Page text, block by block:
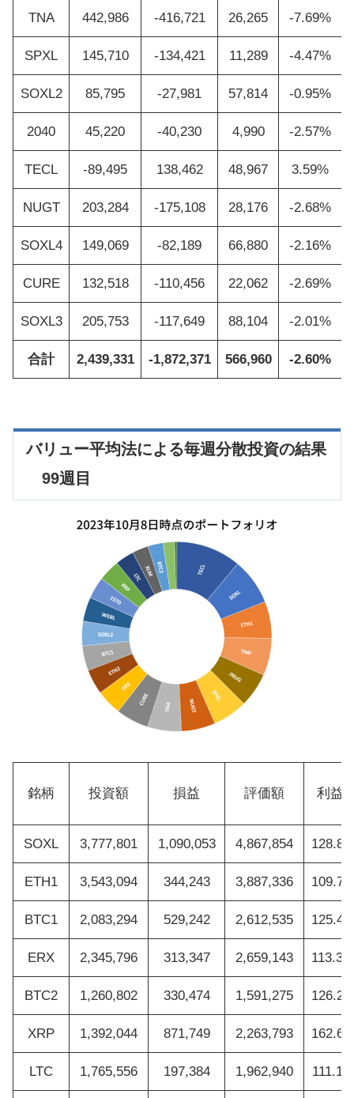
TNA 442,986 -416,721 26,265 -7.69%
SPXL 145,710 -134,421 11,289 -4.47%
SOXL2 85,795 -27,981 57,814 -0.95%
2040 45,220 -40,230 4,990 -2.57%
TECL -89,495 138,462 48,967 3.59%
NUGT 203,284 -175,108 28,176 -2.68%
SOXL4 149,069 -82,189 66,880 -2.16%
CURE 132,518 -110,456 22,062 -2.69%
SOXL3 205,753 -117,649 88,104 -2.01%
合計 2,439,331 -1,872,371 566,960 -2.60%
バリュー平均法による毎週分散投資の結果
99週目
銘柄 投資額 損益 評価額 利益
SOXL 3,777,801 1,090,053 4,867,854
ETH1 3,543,094 344,243 3,887,336
BTC1 2,083,294 529,242 2,612,535
ERX 2,345,796 313,347 2,659,143
BTC2 1,260,802 330,474 1,591,275
XRP 1,392,044 871,749 2,263,793
LTC 1,765,556 197,384 1,962,940